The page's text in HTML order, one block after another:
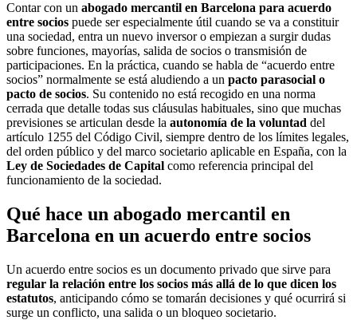
Contar con un abogado mercantil en Barcelona para acuerdo
entre socios puede ser especialmente útil cuando se va a constituir
una sociedad, entra un nuevo inversor o empiezan a surgir dudas
sobre funciones, mayorías, salida de socios o transmisión de
participaciones. En la práctica, cuando se habla de “acuerdo entre
socios” normalmente se está aludiendo a un pacto parasocial o
pacto de socios. Su contenido no está recogido en una norma
cerrada que detalle todas sus cláusulas habituales, sino que muchas
previsiones se articulan desde la autonomía de la voluntad del
artículo 1255 del Código Civil, siempre dentro de los límites legales,
del orden público y del marco societario aplicable en España, con la
Ley de Sociedades de Capital como referencia principal del
funcionamiento de la sociedad.
Qué hace un abogado mercantil en
Barcelona en un acuerdo entre socios
Un acuerdo entre socios es un documento privado que sirve para
regular la relación entre los socios más allá de lo que dicen los
estatutos, anticipando cómo se tomarán decisiones y qué ocurrirá si
surge un conflicto, una salida o un bloqueo societario.